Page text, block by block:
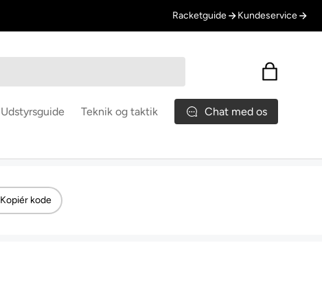
Racketguide Kundeservice
Udstyrsguide Teknik og taktik Chat med os
Kopiér kode